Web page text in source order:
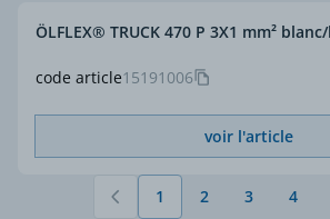
code article15191006
ÖLFLEX® TRUCK 470 P 3X1 mm²
voir l'article
Vous lisez
1 Page
2 Page
3 Page
4